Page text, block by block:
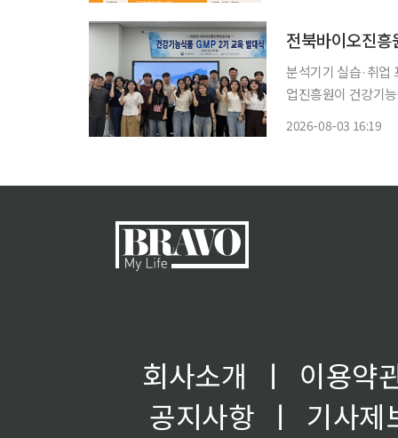
전북바이오진
분석기기 실습·취업 프로
업진흥원이 건강기능
2026-08-03 16:19
회사소개 ㅣ
이용약
공지사항
ㅣ
기사제